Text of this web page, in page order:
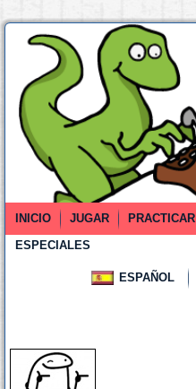
INICIO JUGAR PRACTICAR
ESPECIALES
ESPAÑOL